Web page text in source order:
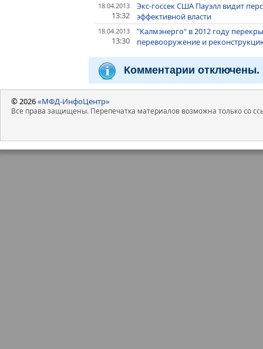
18.04.2013
13:32
Экс-госсек США Пауэлл видит
эффективной власти
18.04.2013
13:30
"Калмэнерго" в 2012 году
перевооружение и
Комментарии отключены.
© 2026«МФД-ИнфоЦентр»
Все права защищены. Перепечатка материалов возможна только со